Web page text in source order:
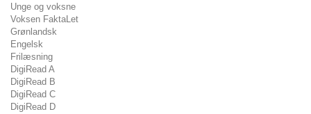
Unge og voksne
Voksen FaktaLet
Grønlandsk
Engelsk
Frilæsning
DigiRead A
DigiRead B
DigiRead C
DigiRead D